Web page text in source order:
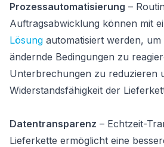
Prozessautomatisierung –
Auftragsabwicklung können mit
Lösung automatisiert werden,
ändernde Bedingungen zu
Unterbrechungen zu reduzieren
Widerstandsfähigkeit der
Datentransparenz – Echtzeit-
Lieferkette ermöglicht eine